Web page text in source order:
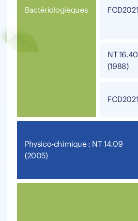
Bactériologieques FCD2021
NT 16.40
(1988)
FCD2021
Physico-chimique : NT 14.09
(2005)